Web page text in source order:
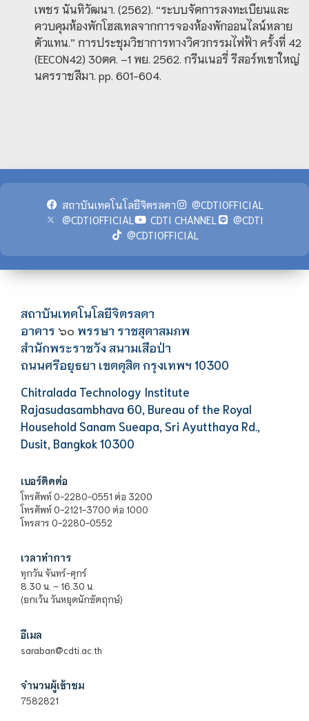
เพชร นันทิวัฒนา. (2562). “ระบบจัดการลงทะเบียนและ
ควบคุมห้องพักโฮสเทลจากการจองห้องพักออนไลน์หลาย
ตัวแทน.” การประชุมวิชาการทางวิศวกรรมไฟฟ้า ครั้งที่ 42
(EECON42) 30ตค. –1 พย. 2562. กรีนเนอรี่ รีสอร์ทเขาใหญ่
นครราชสีมา. pp. 601-604.
สถาบันเทคโนโลยีจิตรลดา
@CDTIOFFICIAL
@CDTIOFFICIAL
CDTI CHANNEL
@CDTI
@CDTIOFFICIAL
สถาบันเทคโนโลยีจิตรลดา
อาคาร ๖๐ พรรษา ราชสุดาสมภพ
สำนักพระราชวัง สนามเสือป่า
ถนนศรีอยุธยา เขตดุสิต กรุงเทพฯ 10300
Chitralada Technology Institute
Rajasudasambhava 60, Bureau of the Royal
Household Sanam Sueapa, Sri Ayutthaya Rd.,
Dusit, Bangkok 10300
เบอร์ติดต่อ
โทรศัพท์ 0-2280-0551 ต่อ 3200
โทรศัพท์ 0-2121-3700 ต่อ 1000
โทรสาร 0-2280-0552
เวลาทำการ
ทุกวัน จันทร์-ศุกร์
8.30 น. – 16.30 น.
(ยกเว้น วันหยุดนักขัตฤกษ์)
อีเมล
saraban@cdti.ac.th
จำนวนผู้เข้าชม
7582821